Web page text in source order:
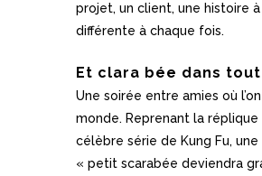
projet, un client, une histoire
différente à chaque fois.
Et clara bée dans tout
Une soirée entre amies où
monde. Reprenant la réplique
célèbre série de Kung Fu,
« petit scarabée deviendra